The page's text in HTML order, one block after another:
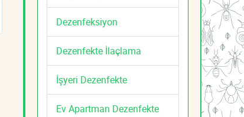
Dezenfeksiyon
Dezenfekte İlaçlama
İşyeri Dezenfekte
Ev Apartman Dezenfekte